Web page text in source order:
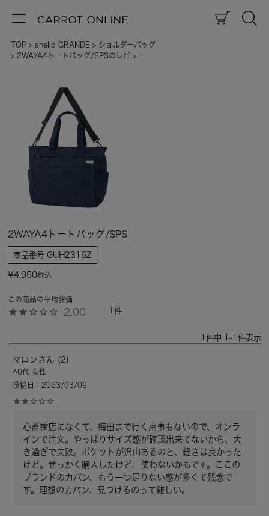
TOP anello GRANDE
ショルダーバッグ
2WAYA4トートバッグ/SPSのレビュー
2WAYA4トートバッグ/SPS
商品番号 GUH2316Z
¥4,950税込
2.00 1
件中 -1 件表示
マロン 2
40代 女性
投稿日
2023/03/09
心斎橋店になくて、梅田まで行く用事もないので、オンラ
インで注文。やっぱりサイズ感が確認出来てないから、大
き過ぎで失敗。ポケットが沢山あるのと、軽さは良かった
けど。せっかく購入したけど、使わないかもです。ここの
ブランドのカバン、もう一つ足りない感が多くて残念で
す。理想のカバン、見つけるのって難しい。